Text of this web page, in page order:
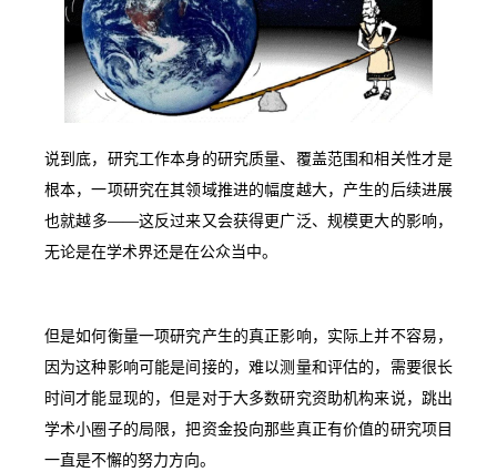
说到底，研究工作本身的研究质量、覆盖范围和相关性才是
根本，一项研究在其领域推进的幅度越大，产生的后续进展
也就越多——这反过来又会获得更广泛、规模更大的影响，
无论是在学术界还是在公众当中。
但是如何衡量一项研究产生的真正影响，实际上并不容易，
因为这种影响可能是间接的，难以测量和评估的，需要很长
时间才能显现的，但是对于大多数研究资助机构来说，跳出
学术小圈子的局限，把资金投向那些真正有价值的研究项目
一直是不懈的努力方向。